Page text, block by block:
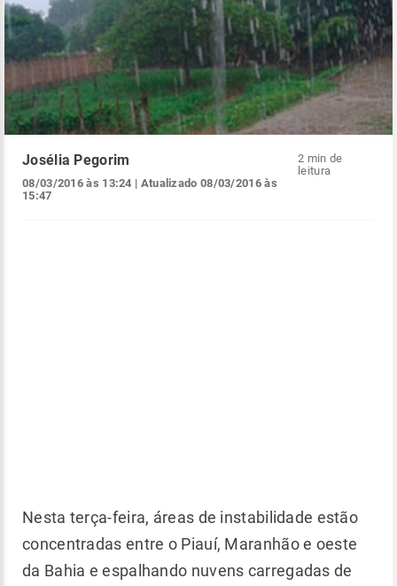
Josélia Pegorim
08/03/2016 às 13:24 | Atualizado 08/03/2016 às
15:47
2 min de
leitura
Nesta terça-feira, áreas de instabilidade estão
concentradas entre o Piauí, Maranhão e oeste
da Bahia e espalhando nuvens carregadas de